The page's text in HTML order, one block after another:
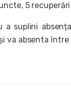
5
a suplini
va absenta între